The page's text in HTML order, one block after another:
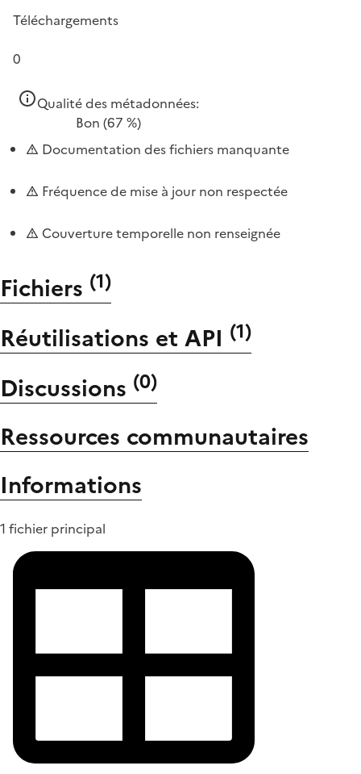
Téléchargements
0
Qualité des métadonnées:
Bon (67 %)
Documentation des fichiers manquante
Fréquence de mise à jour non respectée
Couverture temporelle non renseignée
Fichiers (1)
Réutilisations et API (1)
Discussions (0)
Ressources communautaires
Informations
1 fichier principal